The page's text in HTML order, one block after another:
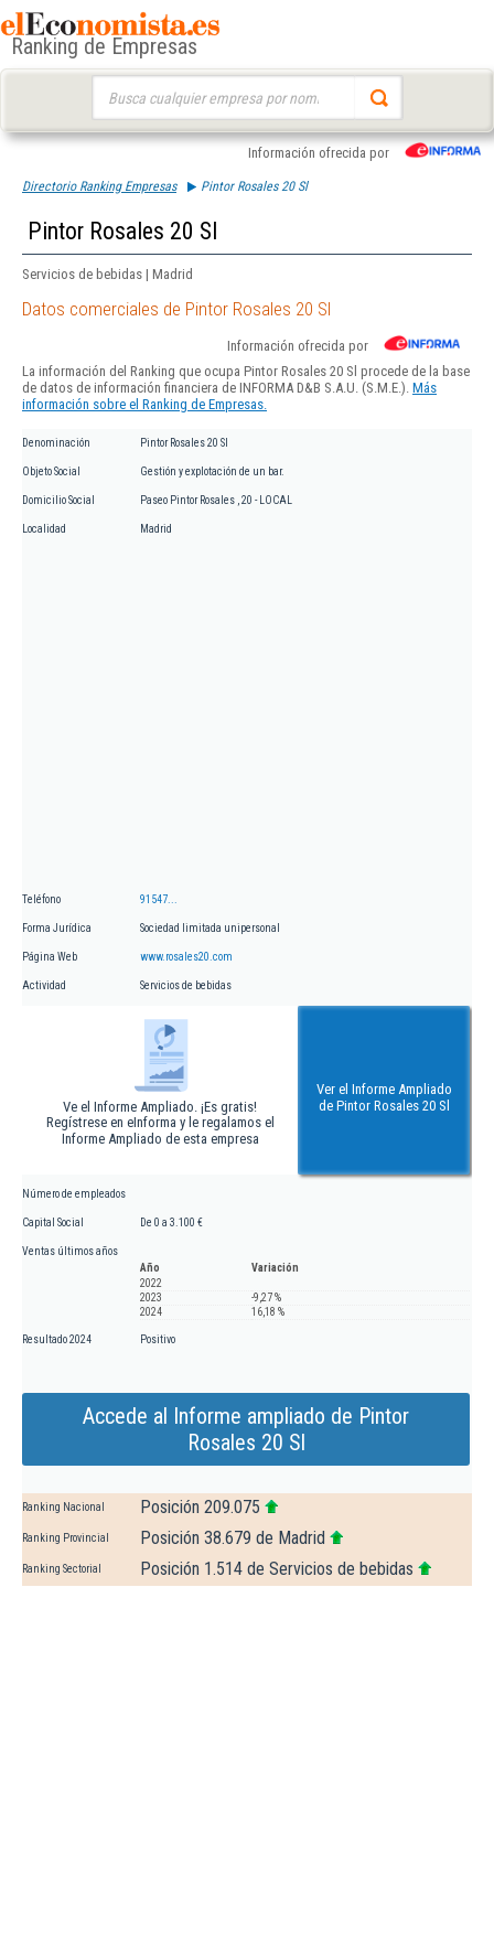
Ranking de Empresas
Información ofrecida por
Directorio Ranking Empresas Pintor Rosales 20 Sl
Pintor Rosales 20 Sl
Servicios de bebidas | Madrid
Datos comerciales de Pintor Rosales 20 Sl
Información ofrecida por
La información del Ranking que ocupa Pintor Rosales 20 Sl procede de la base
de datos de información financiera de INFORMA D&B S.A.U. (S.M.E.). Más
información sobre el Ranking de Empresas.
Denominación Pintor Rosales 20 Sl
Objeto Social Gestión y explotación de un bar.
Domicilio Social Paseo Pintor Rosales , 20 - LOCAL
Localidad Madrid
Teléfono 91547...
Forma Jurídica Sociedad limitada unipersonal
Página Web www.rosales20.com
Actividad Servicios de bebidas
Ve el Informe Ampliado. ¡Es gratis!
Regístrese en eInforma y le regalamos el
Informe Ampliado de esta empresa
Ver el Informe Ampliado
de Pintor Rosales 20 Sl
Número de empleados
Capital Social De 0 a 3.100 €
Ventas últimos años
Año
Variación
2022
2023
-9,27 %
2024
16,18 %
Resultado 2024 Positivo
Accede al Informe ampliado de Pintor
Rosales 20 Sl
Ranking Nacional Posición 209.075
Ranking Provincial Posición 38.679 de Madrid
Ranking Sectorial Posición 1.514 de Servicios de bebidas